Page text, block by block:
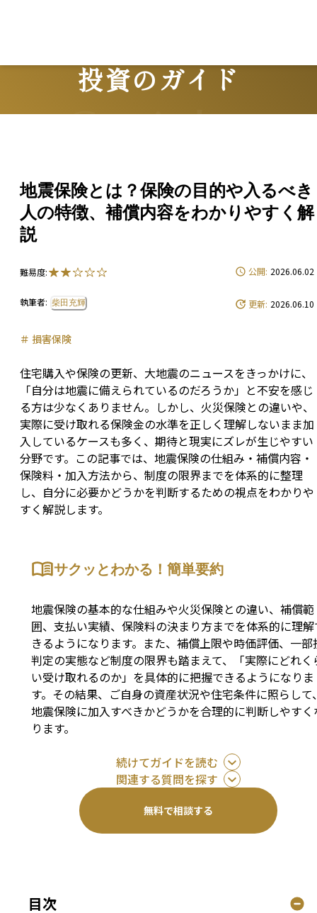
投資のガイド
Guide
地震保険とは？保険の目的や入るべき
人の特徴、補償内容をわかりやすく解
説
難易度:
執筆者: 柴田充輝
公開: 2026.06.02
更新: 2026.06.10
＃ 損害保険
住宅購入や保険の更新、大地震のニュースをきっかけに、
「自分は地震に備えられているのだろうか」と不安を感じ
る方は少なくありません。しかし、火災保険との違いや、
実際に受け取れる保険金の水準を正しく理解しないまま加
入しているケースも多く、期待と現実にズレが生じやすい
分野です。この記事では、地震保険の仕組み・補償内容・
保険料・加入方法から、制度の限界までを体系的に整理
し、自分に必要かどうかを判断するための視点をわかりや
すく解説します。
サクッとわかる！簡単要約
地震保険の基本的な仕組みや火災保険との違い、補償範
囲、支払い実績、保険料の決まり方までを体系的に理
きるようになります。また、補償上限や時価評価、一部
判定の実態など制度の限界も踏まえて、「実際にどれく
い受け取れるのか」を具体的に把握できるようになりま
す。その結果、ご自身の資産状況や住宅条件に照らして
地震保険に加入すべきかどうかを合理的に判断しやすく
ります。
続けてガイドを読む
関連する質問を探す
無料で相談する
目次